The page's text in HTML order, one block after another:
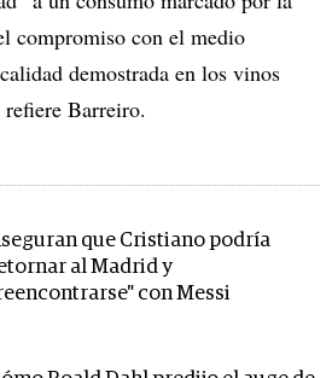
compromiso con el medio
demostrada en los vinos
Barreiro.
que Cristiano podría
al Madrid y
con Messi